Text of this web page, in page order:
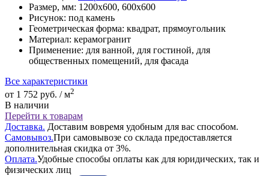
Размер, мм: 1200x600, 600x600
Рисунок: под камень
Геометрическая форма: квадрат, прямоугольник
Материал: керамогранит
Применение: для ванной, для гостиной, для
общественных помещений, для фасада
Все характеристики
от 1 752 руб. / м2
В наличии
Перейти к товарам
Доставка. Доставим вовремя удобным для вас способом.
Самовывоз.При самовывозе со склада предоставляется
дополнительная скидка от 3%.
Оплата.Удобные способы оплаты как для юридических, так и
физических лиц